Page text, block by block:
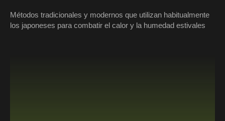
Métodos tradicionales y modernos que utilizan habitualmente
los japoneses para combatir el calor y la humedad estivales